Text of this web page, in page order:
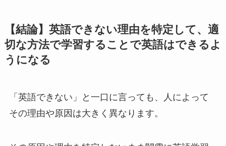
【結論】英語できない理由を特定して、適
切な方法で学習することで英語はできるよ
うになる
「英語できない」と一口に言っても、人によって
その理由や原因は大きく異なります。